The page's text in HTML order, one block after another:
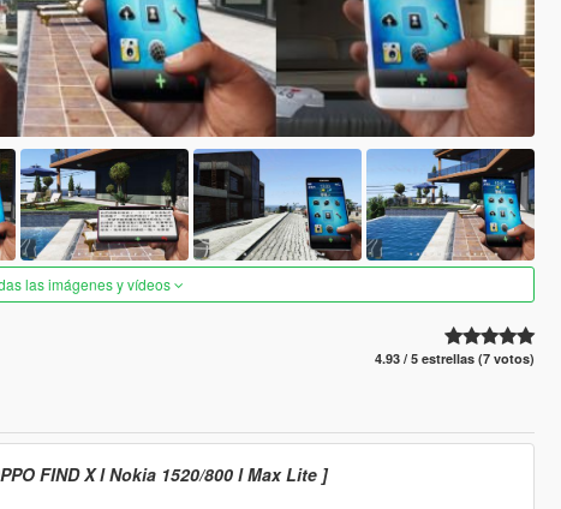
las imágenes y vídeos
4.93 / 5 estrellas (7 votos)
FIND X l Nokia 1520/800 l Max Lite ]